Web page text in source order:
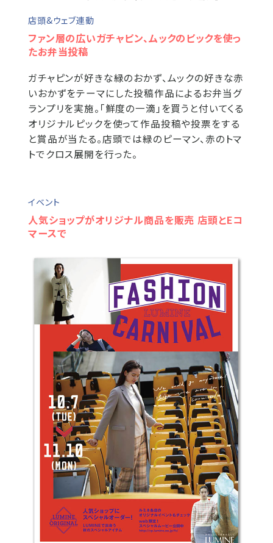
店頭&ウェブ連動
ファン層の広いガチャピン、ムックのピックを使っ
たお弁当投稿
ガチャピンが好きな緑のおかず、ムックの好きな赤
いおかずをテーマにした投稿作品によるお弁当グ
ランプリを実施。「鮮度の一滴」を買うと付いてくる
オリジナルピックを使って作品投稿や投票をする
と賞品が当たる。店頭では緑のピーマン、赤のトマ
トでクロス展開を行った。
イベント
人気ショップがオリジナル商品を販売 店頭とEコ
マースで